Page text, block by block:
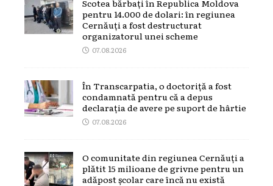
Scotea bărbați în Republica Moldova
pentru 14.000 de dolari: în regiunea
Cernăuți a fost destructurat
organizatorul unei scheme
07.08.2026
În Transcarpatia, o doctoriță a fost
condamnată pentru că a depus
declarația de avere pe suport de hârtie
07.08.2026
O comunitate din regiunea Cernăuți a
plătit 15 milioane de grivne pentru un
adăpost școlar care încă nu există